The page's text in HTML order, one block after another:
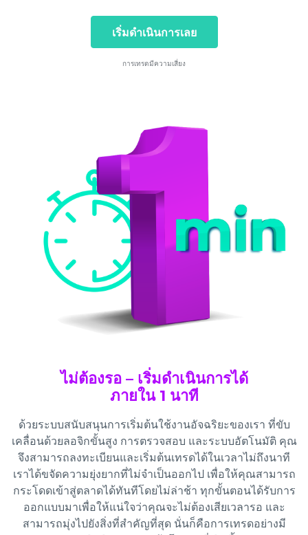
เริ่มดำเนินการเลย
การเทรดมีความเสี่ยง
ไม่ต้องรอ – เริ่มดำเนินการได้
ภายใน 1 นาที
ด้วยระบบสนับสนุนการเริ่มต้นใช้งานอัจฉริยะของเรา ที่ขับ
เคลื่อนด้วยลอจิกขั้นสูง การตรวจสอบ และระบบอัตโนมัติ คุณ
จึงสามารถลงทะเบียนและเริ่มต้นเทรดได้ในเวลาไม่ถึงนาที
เราได้ขจัดความยุ่งยากที่ไม่จำเป็นออกไป เพื่อให้คุณสามารถ
กระโดดเข้าสู่ตลาดได้ทันทีโดยไม่ล่าช้า ทุกขั้นตอนได้รับการ
ออกแบบมาเพื่อให้แน่ใจว่าคุณจะไม่ต้องเสียเวลารอ และ
สามารถมุ่งไปยังสิ่งที่สำคัญที่สุด นั่นก็คือการเทรดอย่างมี